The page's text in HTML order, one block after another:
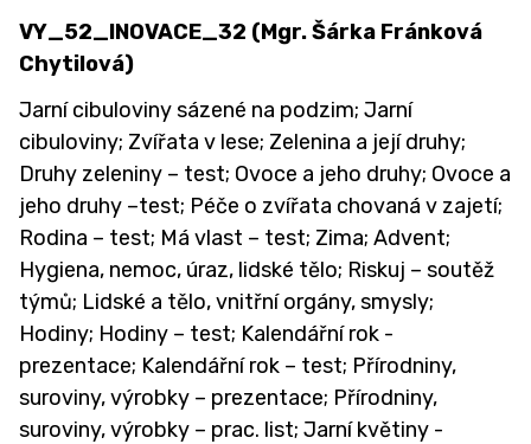
VY_52_INOVACE_32 (Mgr. Šárka Fránková
Chytilová)
Jarní cibuloviny sázené na podzim; Jarní
cibuloviny; Zvířata v lese; Zelenina a její druhy;
Druhy zeleniny – test; Ovoce a jeho druhy; Ovoce a
jeho druhy –test; Péče o zvířata chovaná v zajetí;
Rodina – test; Má vlast – test; Zima; Advent;
Hygiena, nemoc, úraz, lidské tělo; Riskuj – soutěž
týmů; Lidské a tělo, vnitřní orgány, smysly;
Hodiny; Hodiny – test; Kalendářní rok -
prezentace; Kalendářní rok – test; Přírodniny,
suroviny, výrobky – prezentace; Přírodniny,
suroviny, výrobky – prac. list; Jarní květiny -